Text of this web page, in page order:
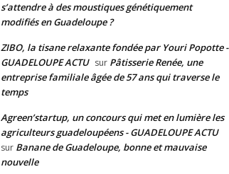
s’attendre à des moustiques génétiquement
modifiés en Guadeloupe ?
ZIBO, la tisane relaxante fondée par Youri Popotte -
GUADELOUPE ACTU sur Pâtisserie Renée, une
entreprise familiale âgée de 57 ans qui traverse le
temps
Agreen’startup, un concours qui met en lumière les
agriculteurs guadeloupéens - GUADELOUPE ACTU
sur Banane de Guadeloupe, bonne et mauvaise
nouvelle